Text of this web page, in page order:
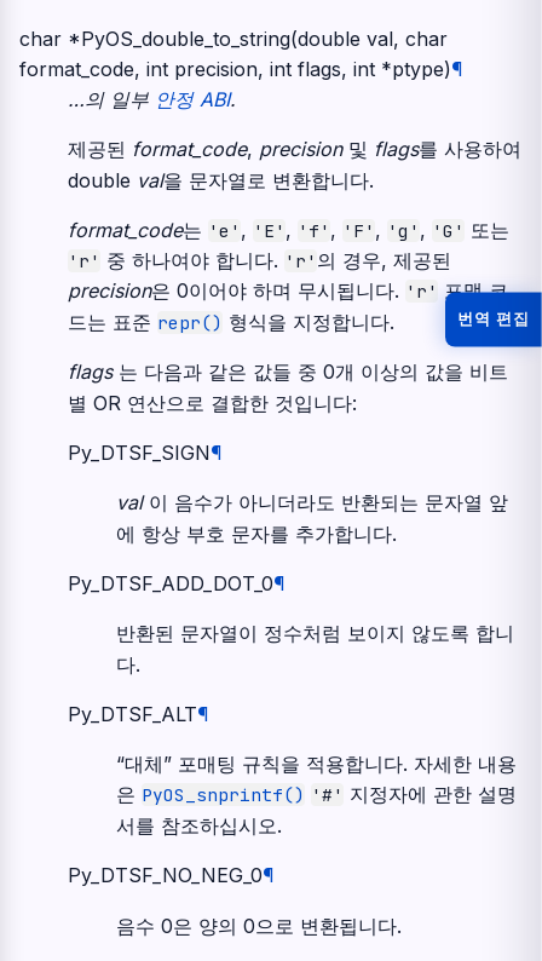
char *PyOS_double_to_string(double val, char
format_code, int precision, int flags, int *ptype)¶
…의 일부 안정 ABI.
제공된 format_code, precision및 flags를 사용하여
double val을 문자열로 변환합니다.
format_code는 'e' , 'E' , 'f' , 'F' , 'g' , 'G' 또는
'r' 중 하나여야 합니다. 'r' 의 경우, 제공된
precision은 0이어야 하며 무시됩니다. 'r' 포맷 코
드는 표준 repr() 형식을 지정합니다.
flags는 다음과 같은 값들 중 0개 이상의 값을 비트
별 OR 연산으로 결합한 것입니다:
Py_DTSF_SIGN¶
val이 음수가 아니더라도 반환되는 문자열 앞
에 항상 부호 문자를 추가합니다.
Py_DTSF_ADD_DOT_0¶
반환된 문자열이 정수처럼 보이지 않도록 합니
다.
Py_DTSF_ALT¶
“대체” 포매팅 규칙을 적용합니다. 자세한 내용
은 PyOS_snprintf() '#' 지정자에 관한 설명
서를 참조하십시오.
Py_DTSF_NO_NEG_0¶
음수 0은 양의 0으로 변환됩니다.
번역 편집